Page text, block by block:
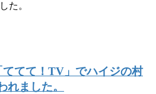
た。
てて！TV」でハイジの村
れました。